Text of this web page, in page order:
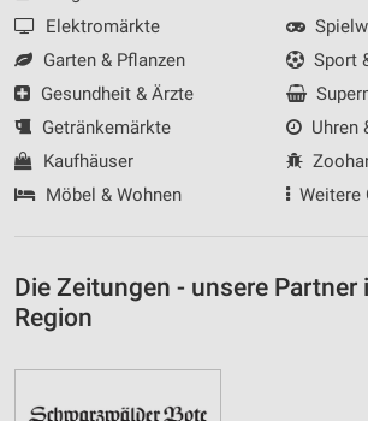
Elektromärkte
Garten & Pflanzen
Gesundheit & Ärzte
Getränkemärkte
Kaufhäuser
Möbel & Wohnen
Sport
Uhren
Weitere
Die Zeitungen - unsere Partner
Region